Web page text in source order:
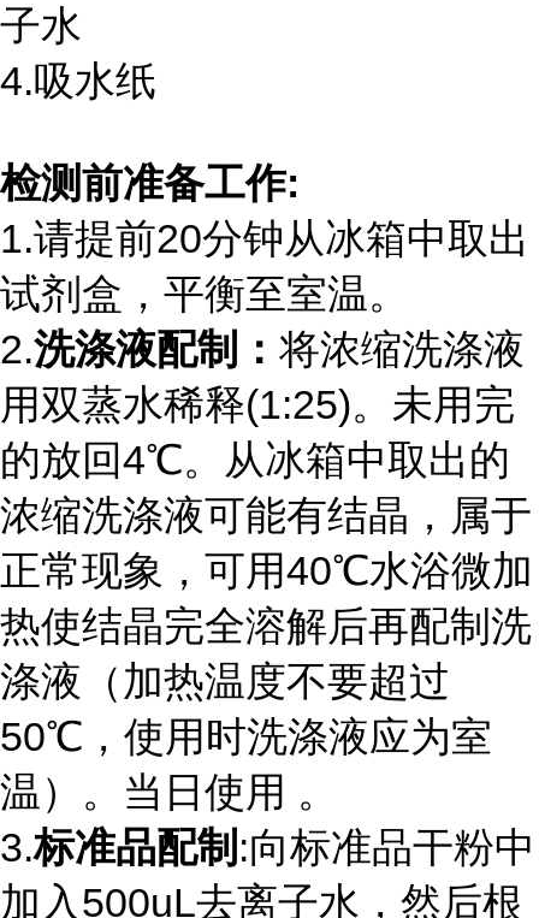
子水
4.吸水纸
检测前准备工作:
1.请提前20分钟从冰箱中取出
试剂盒，平衡至室温。
2.洗涤液配制： 将浓缩洗涤液
用双蒸水稀释(1:25)。未用完
的放回4℃。从冰箱中取出的
浓缩洗涤液可能有结晶，属于
正常现象，可用40℃水浴微加
热使结晶完全溶解后再配制洗
涤液（加热温度不要超过
50℃，使用时洗涤液应为室
温）。当日使用 。
3.标准品配制 :向标准品干粉中
加入 500uL去离子水，然后根